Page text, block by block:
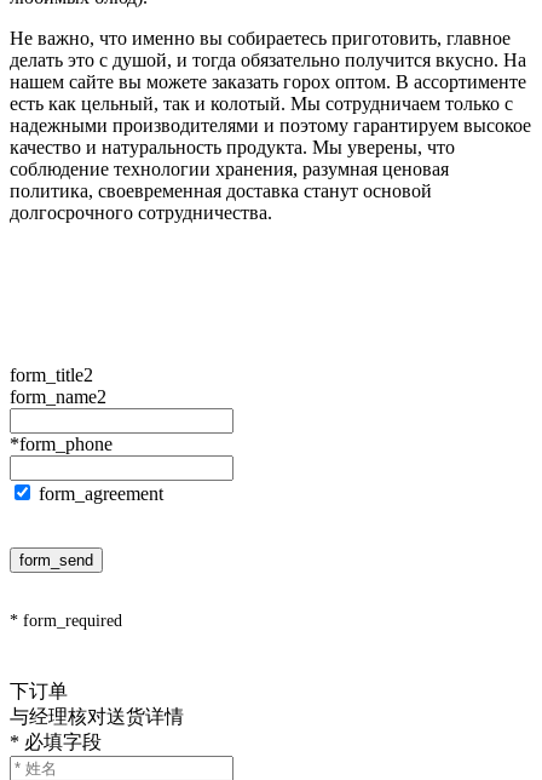
Не важно, что именно вы собираетесь приготовить, главное
делать это с душой, и тогда обязательно получится вкусно. На
нашем сайте вы можете заказать горох оптом. В ассортименте
есть как цельный, так и колотый. Мы сотрудничаем только с
надежными производителями и поэтому гарантируем высокое
качество и натуральность продукта. Мы уверены, что
соблюдение технологии хранения, разумная ценовая
политика, своевременная доставка станут основой
долгосрочного сотрудничества.
form_title2
form_name2
*form_phone
form_agreement
form_send
* form_required
下订单
与经理核对送货详情
* 必填字段